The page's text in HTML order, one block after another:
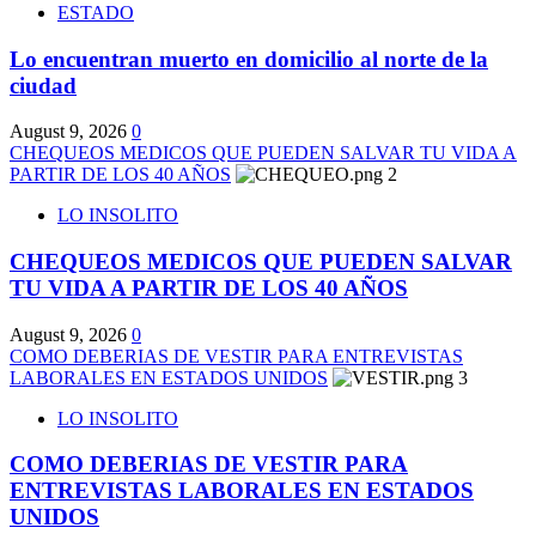
ESTADO
Lo encuentran muerto en domicilio al norte de la
ciudad
August 9, 2026 0
CHEQUEOS MEDICOS QUE PUEDEN SALVAR TU VIDA A
PARTIR DE LOS 40 AÑOS
2
LO INSOLITO
CHEQUEOS MEDICOS QUE PUEDEN SALVAR
TU VIDA A PARTIR DE LOS 40 AÑOS
August 9, 2026 0
COMO DEBERIAS DE VESTIR PARA ENTREVISTAS
LABORALES EN ESTADOS UNIDOS
3
LO INSOLITO
COMO DEBERIAS DE VESTIR PARA
ENTREVISTAS LABORALES EN ESTADOS
UNIDOS